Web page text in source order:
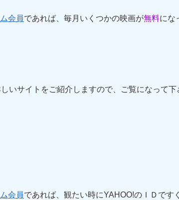
会員であれば、毎月いくつかの映画が無料にな
いサイトをご紹介しますので、ご覧になって下
会員であれば、観たい時にYAHOO!のＩＤです